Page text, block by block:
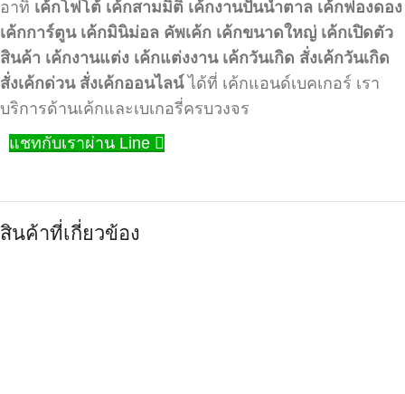
อาทิ เค้กโฟโต้ เค้กสามมิติ เค้กงานปั้นน้ำตาล เค้กฟองดอง
เค้กการ์ตูน เค้กมินิม่อล คัพเค้ก เค้กขนาดใหญ่ เค้กเปิดตัว
สินค้า เค้กงานแต่ง เค้กแต่งงาน เค้กวันเกิด สั่งเค้กวันเกิด
สั่งเค้กด่วน สั่งเค้กออนไลน์ได้ที่ เค้กแอนด์เบคเกอร์ เรา
บริการด้านเค้กและเบเกอรี่ครบวงจร
แชทกับเราผ่าน Line
สินค้าที่เกี่ยวข้อง